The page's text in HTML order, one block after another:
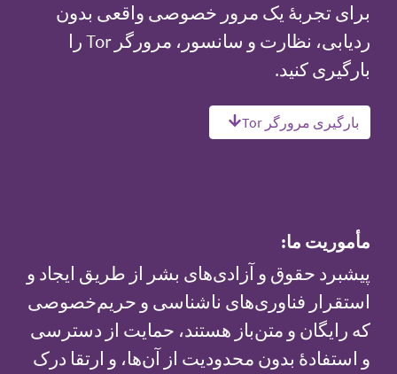
برای تجربهٔ یک مرور خصوصی واقعی بدون
ردیابی، نظارت و سانسور، مرورگر Tor را
بارگیری کنید.
بارگیری مرورگر Tor
مأموریت ما:
پیشبرد حقوق و آزادی‌های بشر از طریق ایجاد و
استقرار فناوری‌های ناشناسی و حریم‌خصوصی
که رایگان و متن‌باز هستند، حمایت از دسترسی
و استفادهٔ بدون محدودیت از آن‌ها، و ارتقا درک